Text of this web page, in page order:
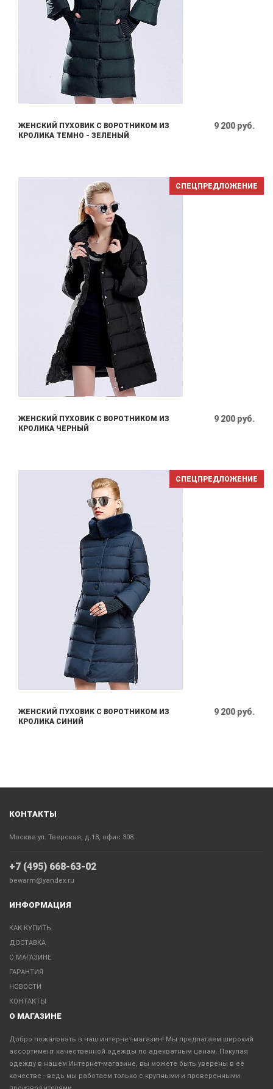
ЖЕНСКИЙ ПУХОВИК С ВОРОТНИКОМ ИЗ
КРОЛИКА ТЕМНО - ЗЕЛЕНЫЙ
9 200 руб.
СПЕЦПРЕДЛОЖЕНИЕ
ЖЕНСКИЙ ПУХОВИК С ВОРОТНИКОМ ИЗ
КРОЛИКА ЧЕРНЫЙ
9 200 руб.
СПЕЦПРЕДЛОЖЕНИЕ
ЖЕНСКИЙ ПУХОВИК С ВОРОТНИКОМ ИЗ
КРОЛИКА СИНИЙ
9 200 руб.
КОНТАКТЫ
Москва ул. Тверская, д.18, офис 308
+7 (495) 668-63-02
bewarm@yandex.ru
ИНФОРМАЦИЯ
КАК КУПИТЬ
ДОСТАВКА
О МАГАЗИНЕ
ГАРАНТИЯ
НОВОСТИ
КОНТАКТЫ
О МАГАЗИНЕ
Добро пожаловать в наш интернет-магазин! Мы предлагаем широкий
ассортимент качественной одежды по адекватным ценам. Покупая
одежду в нашем Интернет-магазине, вы можете быть уверены в её
качестве - ведь мы работаем только с крупными и проверенными